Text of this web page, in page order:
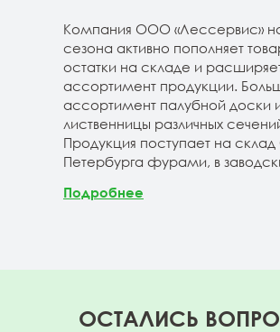
Компания ООО «Лессервис»
сезона активно пополняет
остатки на складе и
ассортимент продукции.
ассортимент палубной доски
лиственницы различных
Продукция поступает на склад
Петербурга фурами, в
Подробнее
ОСТАЛИСЬ